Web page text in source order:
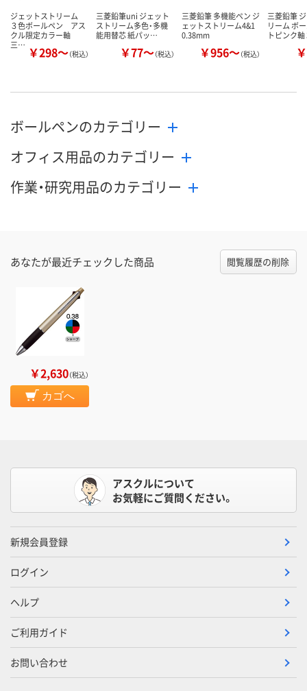
ジェットストリーム
３色ボールペン アス
クル限定カラー軸
三… ￥298～（税込）
三菱鉛筆uni ジェット
ストリーム多色・多機
能用替芯 紙パッ…
￥77～（税込）
三菱鉛筆 多機能ペン ジ
ェットストリーム4&1
0.38mm
￥956～（税込）
三菱鉛筆
リーム ボ
トピンク
ボールペンのカテゴリー
オフィス用品のカテゴリー
作業・研究用品のカテゴリー
あなたが最近チェックした商品 閲覧履歴の削除
￥2,630（税込）
カゴへ
アスクルについて
お気軽にご質問ください。
新規会員登録
ログイン
ヘルプ
ご利用ガイド
お問い合わせ